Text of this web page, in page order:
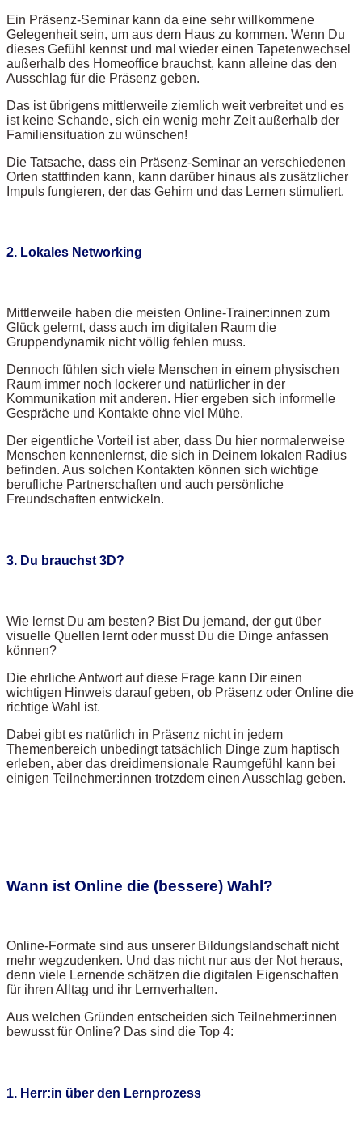
Ein Präsenz-Seminar kann da eine sehr willkommene
Gelegenheit sein, um aus dem Haus zu kommen. Wenn Du
dieses Gefühl kennst und mal wieder einen Tapetenwechsel
außerhalb des Homeoffice brauchst, kann alleine das den
Ausschlag für die Präsenz geben.
Das ist übrigens mittlerweile ziemlich weit verbreitet und es
ist keine Schande, sich ein wenig mehr Zeit außerhalb der
Familiensituation zu wünschen!
Die Tatsache, dass ein Präsenz-Seminar an verschiedenen
Orten stattfinden kann, kann darüber hinaus als zusätzlicher
Impuls fungieren, der das Gehirn und das Lernen stimuliert.
2. Lokales Networking
Mittlerweile haben die meisten Online-Trainer:innen zum
Glück gelernt, dass auch im digitalen Raum die
Gruppendynamik nicht völlig fehlen muss.
Dennoch fühlen sich viele Menschen in einem physischen
Raum immer noch lockerer und natürlicher in der
Kommunikation mit anderen. Hier ergeben sich informelle
Gespräche und Kontakte ohne viel Mühe.
Der eigentliche Vorteil ist aber, dass Du hier normalerweise
Menschen kennenlernst, die sich in Deinem lokalen Radius
befinden. Aus solchen Kontakten können sich wichtige
berufliche Partnerschaften und auch persönliche
Freundschaften entwickeln.
3. Du brauchst 3D?
Wie lernst Du am besten? Bist Du jemand, der gut über
visuelle Quellen lernt oder musst Du die Dinge anfassen
können?
Die ehrliche Antwort auf diese Frage kann Dir einen
wichtigen Hinweis darauf geben, ob Präsenz oder Online die
richtige Wahl ist.
Dabei gibt es natürlich in Präsenz nicht in jedem
Themenbereich unbedingt tatsächlich Dinge zum haptisch
erleben, aber das dreidimensionale Raumgefühl kann bei
einigen Teilnehmer:innen trotzdem einen Ausschlag geben.
Wann ist Online die (bessere) Wahl?
Online-Formate sind aus unserer Bildungslandschaft nicht
mehr wegzudenken. Und das nicht nur aus der Not heraus,
denn viele Lernende schätzen die digitalen Eigenschaften
für ihren Alltag und ihr Lernverhalten.
Aus welchen Gründen entscheiden sich Teilnehmer:innen
bewusst für Online? Das sind die Top 4:
1. Herr:in über den Lernprozess